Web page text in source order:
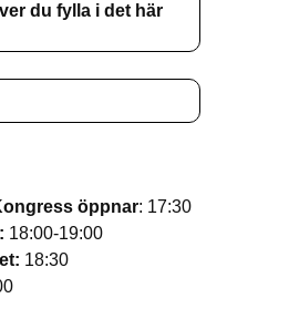
du fylla i det här
öppnar: 17:30
18:00-19:00
18:30